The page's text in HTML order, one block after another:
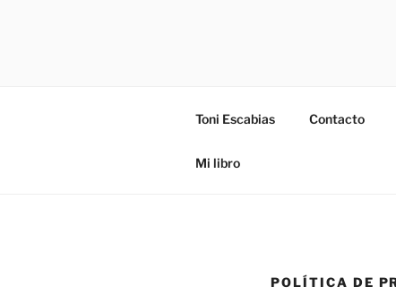
Toni Escabias Contacto
Mi libro
POLÍTICA DE